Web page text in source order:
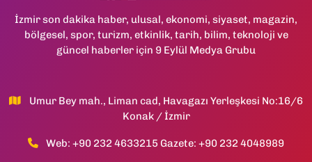
İzmir son dakika haber, ulusal, ekonomi, siyaset, magazin,
bölgesel, spor, turizm, etkinlik, tarih, bilim, teknoloji ve
güncel haberler için 9 Eylül Medya Grubu
Umur Bey mah., Liman cad, Havagazı Yerleşkesi No:16/6
Konak / İzmir
Web: +90 232 4633215 Gazete: +90 232 4048989